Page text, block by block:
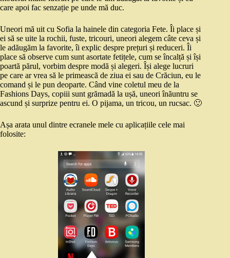
care apoi fac senzație pe unde mă duc.
Uneori mă uit cu Sofia la hainele din categoria Fete. Îi place și
ei să se uite la rochii, fuste, tricouri, uneori alegem câte ceva și
le adăugăm la favorite, îi explic despre prețuri și reduceri. Îi
place să observe cum sunt asortate fetițele, cum se încalță și își
poartă părul, vorbim despre modă și alegeri. Își alege lucruri
pe care ar vrea să le primească de ziua ei sau de Crăciun, eu le
comand și le pun deoparte. Când vine coletul meu de la
Fashions Days, copiii sunt grămadă la ușă, uneori înăuntru se
ascund și surprize pentru ei. O pijama, un tricou, un rucsac. 🙂
Așa arata unul dintre ecranele mele cu aplicațiile cele mai
folosite: